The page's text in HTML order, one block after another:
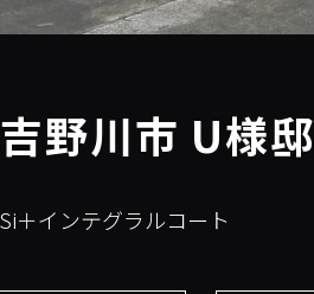
野川市 U様邸
＋インテグラルコート